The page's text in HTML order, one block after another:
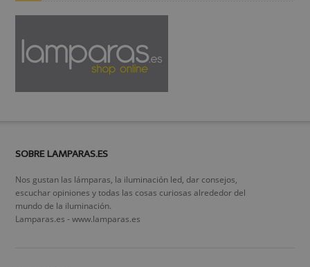
SOBRE LAMPARAS.ES
Nos gustan las lámparas, la iluminación led, dar consejos,
escuchar opiniones y todas las cosas curiosas alrededor del
mundo de la iluminación.
Lamparas.es - www.lamparas.es